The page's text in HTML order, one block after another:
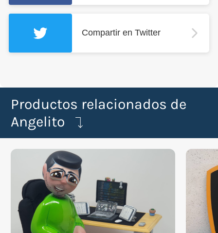
Compartir en Twitter
Productos relacionados de
Angelito